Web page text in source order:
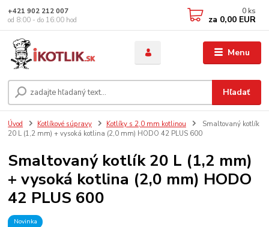
Menu
Hľadať
+421 902 212 007
od 8:00 - do 16:00 hod
0 ks
za 0,00 EUR
Úvod Kotlíkové súpravy Kotlíky s 2,0 mm kotlinou
Smaltovaný kotlík
20 L (1,2 mm) + vysoká kotlina (2,0 mm) HODO 42 PLUS 600
Smaltovaný kotlík 20 L (1,2 mm)
+ vysoká kotlina (2,0 mm) HODO
42 PLUS 600
Novinka